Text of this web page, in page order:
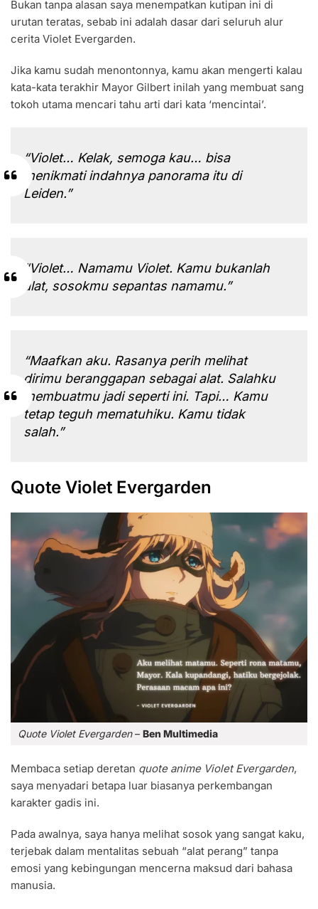
Bukan tanpa alasan saya menempatkan kutipan ini di
urutan teratas, sebab ini adalah dasar dari seluruh alur
cerita Violet Evergarden.
Jika kamu sudah menontonnya, kamu akan mengerti kalau
kata-kata terakhir Mayor Gilbert inilah yang membuat sang
tokoh utama mencari tahu arti dari kata ‘mencintai’.
“Violet… Kelak, semoga kau… bisa
menikmati indahnya panorama itu di
Leiden.”
“Violet… Namamu Violet. Kamu bukanlah
alat, sosokmu sepantas namamu.”
“Maafkan aku. Rasanya perih melihat
dirimu beranggapan sebagai alat. Salahku
membuatmu jadi seperti ini. Tapi… Kamu
tetap teguh mematuhiku. Kamu tidak
salah.”
Quote Violet Evergarden
Quote Violet Evergarden– Ben Multimedia
Membaca setiap deretan quote anime Violet Evergarden,
saya menyadari betapa luar biasanya perkembangan
karakter gadis ini.
Pada awalnya, saya hanya melihat sosok yang sangat kaku,
terjebak dalam mentalitas sebuah “alat perang” tanpa
emosi yang kebingungan mencerna maksud dari bahasa
manusia.